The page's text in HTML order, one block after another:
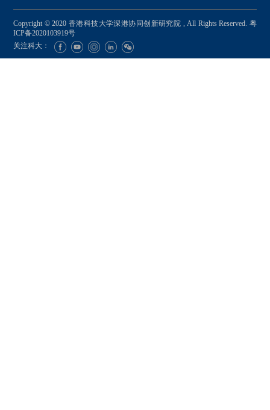
Copyright © 2020 香港科技大学深港协同创新研究院 , All Rights Reserved. 粤
ICP备2020103919号
关注科大：